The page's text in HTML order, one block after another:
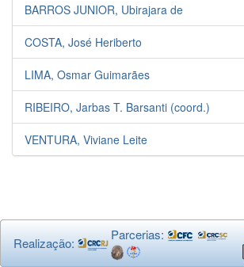
BARROS JUNIOR, Ubirajara de
COSTA, José Heriberto
LIMA, Osmar Guimarães
RIBEIRO, Jarbas T. Barsanti (coord.)
VENTURA, Viviane Leite
Realização:
Parcerias: